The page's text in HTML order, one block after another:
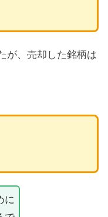
め
が、売却した銘柄は
に